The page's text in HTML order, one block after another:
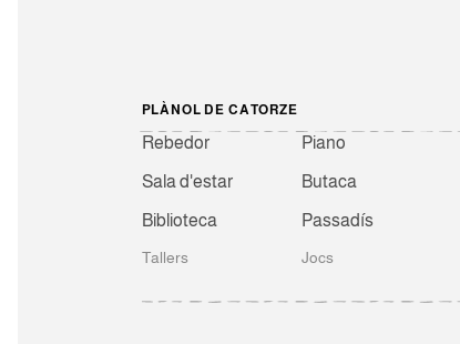
PLÀNOL DE CATORZE
Rebedor
Sala d'estar
Biblioteca
Piano
Butaca
Passadís
Tallers Jocs